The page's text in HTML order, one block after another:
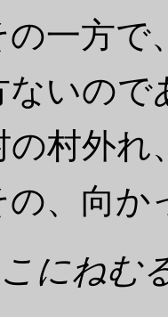
一方で
ないので
の村外
、向か
にねむ